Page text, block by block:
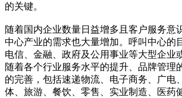
的关键。
随着国内企业数量日益增多且客户服务意
中心产业的需求也大量增加。呼叫中心的
电信、金融、政府及公用事业等大型企业
随着各个行业服务水平的提升、品牌管理
的完善，包括速递物流、电子商务、广电
体、旅游、餐饮、零售、实业制造、医药